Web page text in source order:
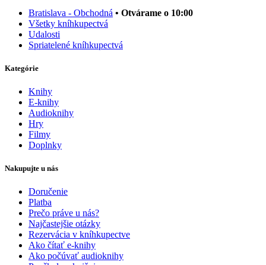
Bratislava - Obchodná • Otvárame o 10:00
Všetky kníhkupectvá
Udalosti
Spriatelené kníhkupectvá
Kategórie
Knihy
E-knihy
Audioknihy
Hry
Filmy
Doplnky
Nakupujte u nás
Doručenie
Platba
Prečo práve u nás?
Najčastejšie otázky
Rezervácia v kníhkupectve
Ako čítať e-knihy
Ako počúvať audioknihy